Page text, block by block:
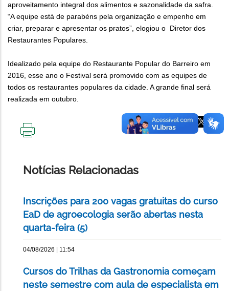
aproveitamento integral dos alimentos e sazonalidade da safra.
“A equipe está de parabéns pela organização e empenho em
criar, preparar e apresentar os pratos”, elogiou o Diretor dos
Restaurantes Populares.
Idealizado pela equipe do Restaurante Popular do Barreiro em
2016, esse ano o Festival será promovido com as equipes de
todos os restaurantes populares da cidade. A grande final será
realizada em outubro.
Notícias Relacionadas
Inscrições para 200 vagas gratuitas do curso
EaD de agroecologia serão abertas nesta
quarta-feira (5)
04/08/2026 | 11:54
Cursos do Trilhas da Gastronomia começam
neste semestre com aula de especialista em